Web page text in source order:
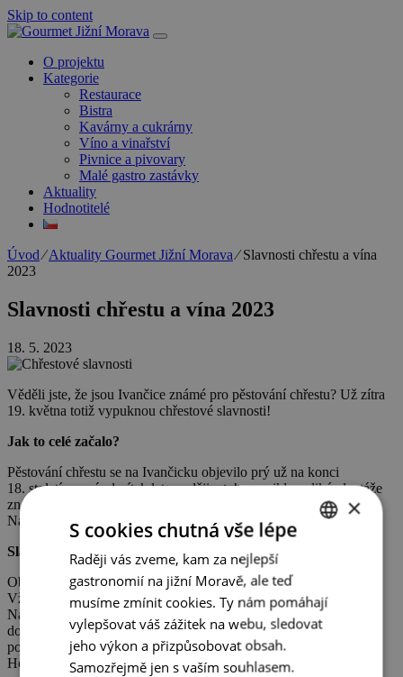
Skip to content
O projektu
Kategorie
Restaurace
Bistra
Kavárny a cukrárny
Víno a vinařství
Pivnice a pivovary
Malé gastro zastávky
Aktuality
Hodnotitelé
Úvod⁄Aktuality Gourmet Jižní Morava⁄Slavnosti chřestu a vína
2023
Slavnosti chřestu a vína 2023
18. 5. 2023
Věděli jste, že jsou Ivančice známé pro pěstování chřestu? Už zítra
19. května totiž vypuknou chřestové slavnosti!
Jak to celé začalo?
Pěstování chřestu se na Ivančicku objevilo prý už na konci
18. století a o pár desítek let později z toho vznikly veliké plantáže
známější než plzeňské pivo. Kde se ale chřest v této oblasti vzal?
Na tom se zatím nikdo neshodl.
Slavnosti chřestu a vína
Obyvatelé Ivančic jsou na svou chřestovou historii náležitě pyšní.
Vždyť tyto květnové slavnosti proběhnou už po devětadvacáté.
Na co se můžete těšit? Hlavním tahákem je chřestové menu,
do kterého se i letos zapojilo několik okolních restaurací a gastro
podniků – třeba Signature street food, restaurace Na Návsi, EFI
Hostinec a další.
GERMAN
×
S cookies chutná vše lépe
Raději vás zveme, kam za nejlepší
gastronomií na jižní Moravě, ale teď
musíme zmínit cookies. Ty nám pomáhají
vylepšovat váš zážitek na webu, sledovat
jeho výkon a přizpůsobovat obsah.
Samozřejmě jen s vaším souhlasem.